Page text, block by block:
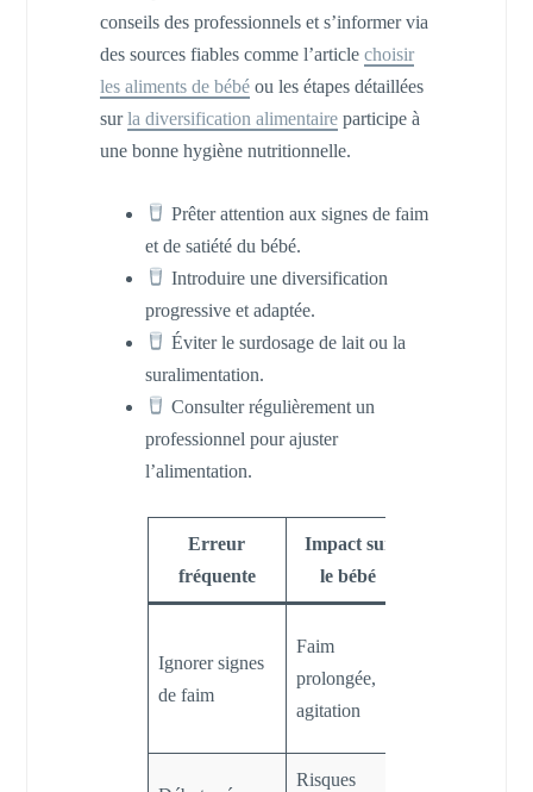
conseils des professionnels et s’informer via
des sources fiables comme l’article choisir
les aliments de bébéou les étapes détaillées
surla diversification alimentaireparticipe à
une bonne hygiène nutritionnelle.
Prêter attention aux signes de faim
et de satiété du bébé.
Introduire une diversification
progressive et adaptée.
Éviter le surdosage de lait ou la
suralimentation.
Consulter régulièrement un
professionnel pour ajuster
l’alimentation.
Erreur
fréquente
Impact sur
le bébé
Ignorer signes
de faim
Faim
prolongée,
agitation
Risques